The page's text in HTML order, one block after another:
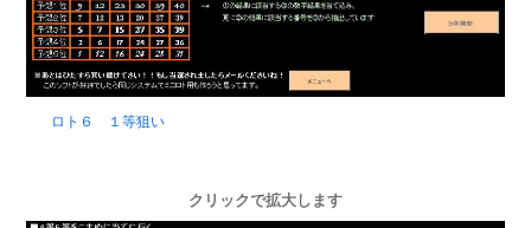
ロト６ １等狙い
クリックで拡大します